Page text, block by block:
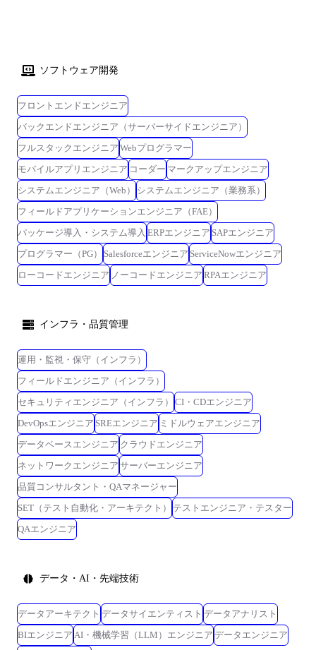
ソフトウェア開発
フロントエンドエンジニア
バックエンドエンジニア（サーバーサイドエンジニア）
フルスタックエンジニア Webプログラマー
モバイルアプリエンジニア コーダー マークアップエンジニア
システムエンジニア（Web）
システムエンジニア（業務系）
フィールドアプリケーションエンジニア（FAE）
パッケージ導入・システム導入 ERPエンジニア SAPエンジニア
プログラマー（PG）
Salesforceエンジニア ServiceNowエンジニア
ローコードエンジニア ノーコードエンジニア RPAエンジニア
インフラ・品質管理
運用・監視・保守（インフラ）
フィールドエンジニア（インフラ）
セキュリティエンジニア（インフラ）
CI・CDエンジニア
DevOpsエンジニア SREエンジニア ミドルウェアエンジニア
データベースエンジニア クラウドエンジニア
ネットワークエンジニア サーバーエンジニア
品質コンサルタント・QAマネージャー
SET（テスト自動化・アーキテクト）
テストエンジニア・テスター
QAエンジニア
データ・AI・先端技術
データアーキテクト データサイエンティスト データアナリスト
BIエンジニア AI・機械学習（LLM）エンジニア データエンジニア